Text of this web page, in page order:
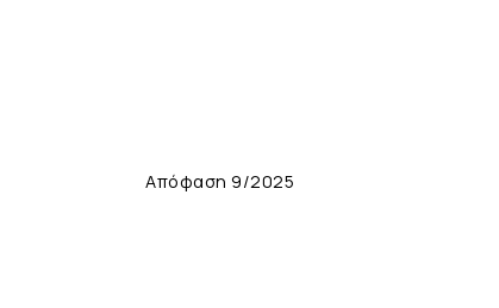
Απόφαση 9/2025